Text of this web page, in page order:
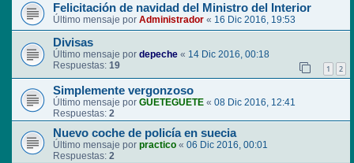
Felicitación de navidad del Ministro del Interior
Último mensaje por Administrador « 16 Dic 2016, 19:53
Divisas
Último mensaje por depeche « 14 Dic 2016, 00:18
Respuestas: 19 1 2
Simplemente vergonzoso
Último mensaje por GUETEGUETE « 08 Dic 2016, 12:41
Respuestas: 2
Nuevo coche de policía en suecia
Último mensaje por practico « 06 Dic 2016, 00:01
Respuestas: 2